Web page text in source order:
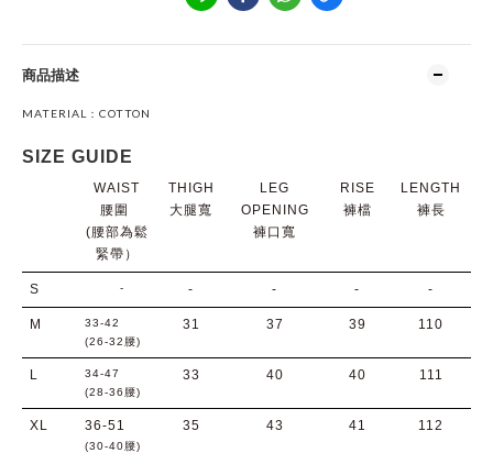
商品描述
MATERIAL：COTTON
SIZE GUIDE
WAIST
腰圍
(腰部為鬆
緊帶）
THIGH
大腿寬
LEG
OPENING
褲口寬
RISE
褲檔
LENGTH
褲長
S - - - - -
M
33-42
(26-32腰)
31 37 39 110
L
34-47
(28-36腰)
33 40 40 111
XL 36-51
(30-40腰)
35 43 41 112